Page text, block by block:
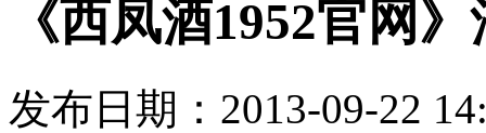
《西凤酒1952官网
发布日期：2013-09-22